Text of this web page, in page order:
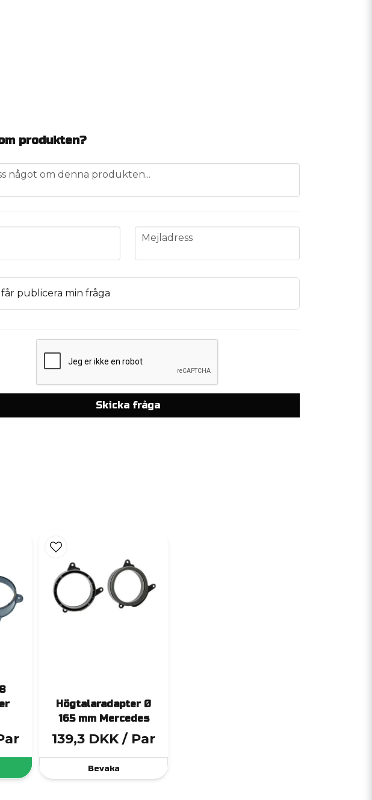
produkten?
något om denna produkten...
email
Mejladress
får publicera min fråga
Skicka fråga
Högtalaradapter Ø
165 mm Mercedes
139,3 DKK / Par
Bevaka